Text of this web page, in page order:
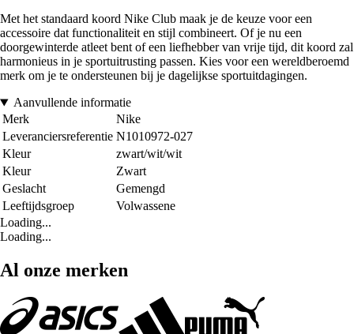
Met het standaard koord Nike Club maak je de keuze voor een
accessoire dat functionaliteit en stijl combineert. Of je nu een
doorgewinterde atleet bent of een liefhebber van vrije tijd, dit koord zal
harmonieus in je sportuitrusting passen. Kies voor een wereldberoemd
merk om je te ondersteunen bij je dagelijkse sportuitdagingen.
Aanvullende informatie
Merk
Nike
Leveranciersreferentie N1010972-027
Kleur
zwart/wit/wit
Kleur
Zwart
Geslacht
Gemengd
Leeftijdsgroep
Volwassene
Loading...
Loading...
Al onze merken